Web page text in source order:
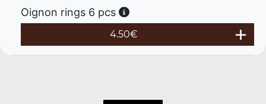
Oignon rings 6 pcs
4.50€